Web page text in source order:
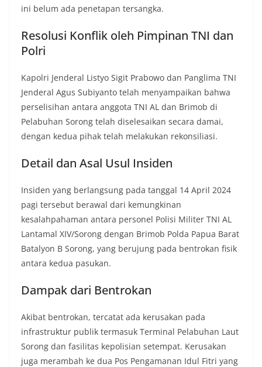
ini belum ada penetapan tersangka.
Resolusi Konflik oleh Pimpinan TNI dan
Polri
Kapolri Jenderal Listyo Sigit Prabowo dan Panglima TNI
Jenderal Agus Subiyanto telah menyampaikan bahwa
perselisihan antara anggota TNI AL dan Brimob di
Pelabuhan Sorong telah diselesaikan secara damai,
dengan kedua pihak telah melakukan rekonsiliasi.
Detail dan Asal Usul Insiden
Insiden yang berlangsung pada tanggal 14 April 2024
pagi tersebut berawal dari kemungkinan
kesalahpahaman antara personel Polisi Militer TNI AL
Lantamal XIV/Sorong dengan Brimob Polda Papua Barat
Batalyon B Sorong, yang berujung pada bentrokan fisik
antara kedua pasukan.
Dampak dari Bentrokan
Akibat bentrokan, tercatat ada kerusakan pada
infrastruktur publik termasuk Terminal Pelabuhan Laut
Sorong dan fasilitas kepolisian setempat. Kerusakan
juga merambah ke dua Pos Pengamanan Idul Fitri yang